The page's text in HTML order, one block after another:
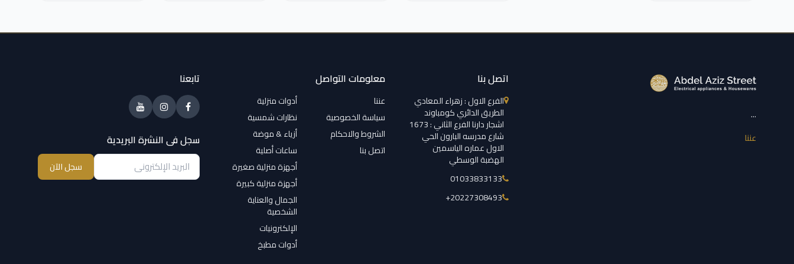
...
عننا
اتصل بنا
الفرع الاول : زهراء المعادي
الطريق الدائري كومباوند
اشجار دارنا الفرع الثاني : 1673
شارع مدرسه البارون الحي
الاول عماره الياسمين
الهضبة الوسطي
01033833133
‎+20227308493
معلومات التواصل
عننا
سياسة الخصوصية
الشروط والاحكام
اتصل بنا
أدوات منزلية
نظارات شمسية
أزياء & موضة
ساعات أصلية
أجهزة منزلية صغيرة
أجهزة منزلية كبيرة
الجمال والعناية
الشخصية
الإلكترونيات
أدوات مطبخ
تابعنا
سجل فى النشرة البريدية
سجل الآن